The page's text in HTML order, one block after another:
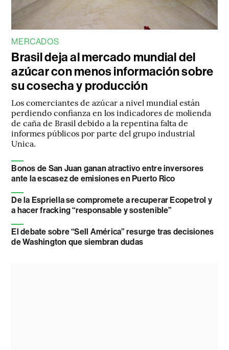
MERCADOS
Brasil deja al mercado mundial del
azúcar con menos información sobre
su cosecha y producción
Los comerciantes de azúcar a nivel mundial están
perdiendo confianza en los indicadores de molienda
de caña de Brasil debido a la repentina falta de
informes públicos por parte del grupo industrial
Unica.
Bonos de San Juan ganan atractivo entre inversores
ante la escasez de emisiones en Puerto Rico
De la Espriella se compromete a recuperar Ecopetrol y
a hacer fracking “responsable y sostenible”
El debate sobre “Sell América” resurge tras decisiones
de Washington que siembran dudas